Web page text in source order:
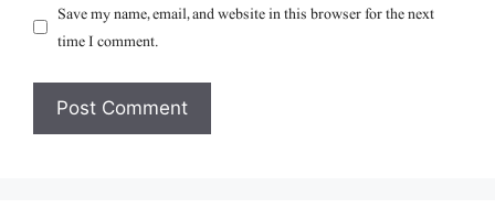
Save my name, email, and website in this browser for the next
time I comment.